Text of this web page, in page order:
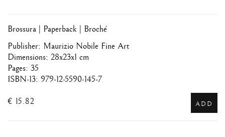
Brossura | Paperback | Broché
Publisher: Maurizio Nobile Fine Art
Dimensions: 28x23x1 cm
Pages: 35
ISBN-13: 979-12-5590-145-7
€ 15.82 ADD